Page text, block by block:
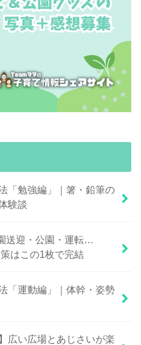
「勉強編」｜箸・鉛筆の
験談
送迎・公園・運転…
はこの1枚で完結
「運動編」｜体幹・姿勢
広い広場とあじさいが楽